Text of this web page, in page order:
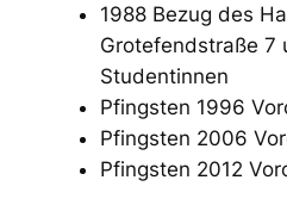
1988 Bezug des
Grotefendstraße 7
Studentinnen
Pfingsten 1996
Pfingsten 2006
Pfingsten 2012